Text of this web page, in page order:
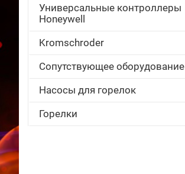
Универсальные контроллеры
Honeywell
Kromschroder
Сопутствующее оборудование
Насосы для горелок
Горелки